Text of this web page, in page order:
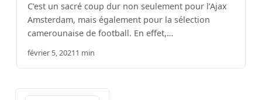
C’est un sacré coup dur non seulement pour l’Ajax
Amsterdam, mais également pour la sélection
camerounaise de football. En effet,…
février 5, 20211 min